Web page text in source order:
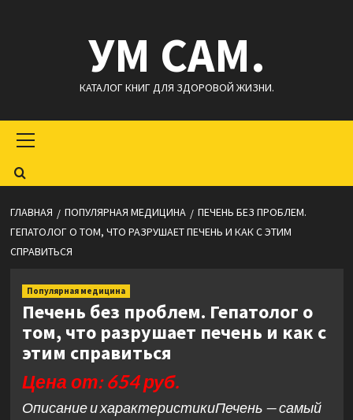
УМ САМ.
КАТАЛОГ КНИГ ДЛЯ ЗДОРОВОЙ ЖИЗНИ.
меню
ГЛАВНАЯ ПОПУЛЯРНАЯ МЕДИЦИНА
ПЕЧЕНЬ БЕЗ ПРОБЛЕМ.
ГЕПАТОЛОГ О ТОМ, ЧТО РАЗРУШАЕТ ПЕЧЕНЬ И КАК С ЭТИМ
СПРАВИТЬСЯ
Популярная медицина
Печень без проблем. Гепатолог о
том, что разрушает печень и как с
этим справиться
Цена от: 654 руб.
Описание и характеристикиПечень — самый